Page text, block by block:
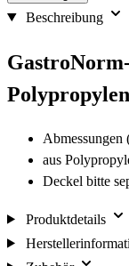
Beschreibung
Abmessungen
aus
Deckel bitte
Produktdetails